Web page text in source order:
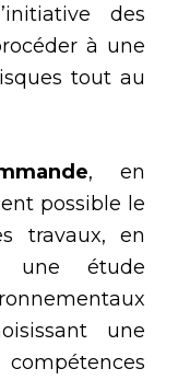
des
à une
tout au
, en
possible le
travaux, en
une étude
une